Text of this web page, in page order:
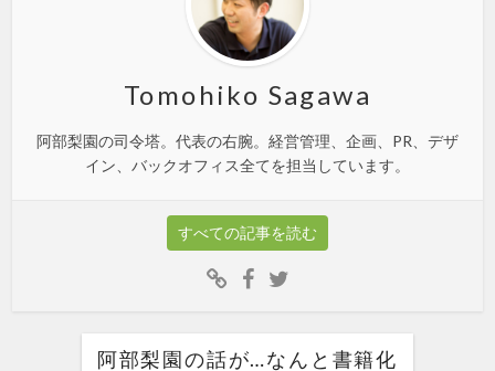
Tomohiko Sagawa
阿部梨園の司令塔。代表の右腕。経営管理、企画、PR、デザ
イン、バックオフィス全てを担当しています。
すべての記事を読む
阿部梨園の話が…なんと書籍化